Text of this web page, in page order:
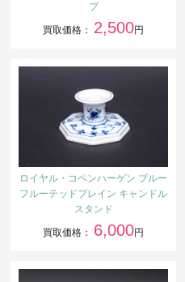
プ
買取価格： 2,500円
ロイヤル・コペンハーゲン ブルー
フルーテッドプレイン キャンドル
スタンド
買取価格： 6,000円